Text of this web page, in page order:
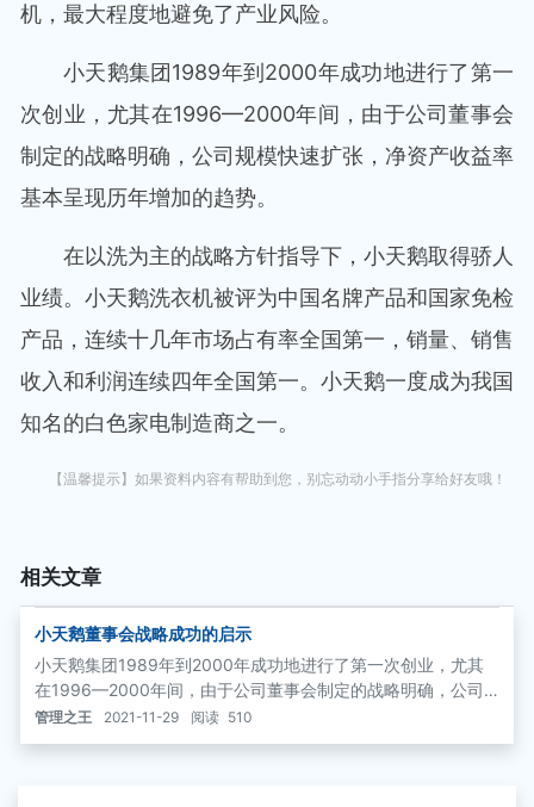
机，最大程度地避免了产业风险。
小天鹅集团1989年到2000年成功地进行了第一
次创业，尤其在1996—2000年间，由于公司董事会
制定的战略明确，公司规模快速扩张，净资产收益率
基本呈现历年增加的趋势。
在以洗为主的战略方针指导下，小天鹅取得骄人
业绩。小天鹅洗衣机被评为中国名牌产品和国家免检
产品，连续十几年市场占有率全国第一，销量、销售
收入和利润连续四年全国第一。小天鹅一度成为我国
知名的白色家电制造商之一。
【温馨提示】如果资料内容有帮助到您，别忘动动小手指分享给好友哦！
相关文章
小天鹅董事会战略成功的启示
小天鹅集团1989年到2000年成功地进行了第一次创业，尤其
在1996—2000年间，由于公司董事会制定的战略明确，公司
规模快速扩张，净资产收益率基本呈现历年增加的趋势。
管理之王 2021-11-29 阅读 510